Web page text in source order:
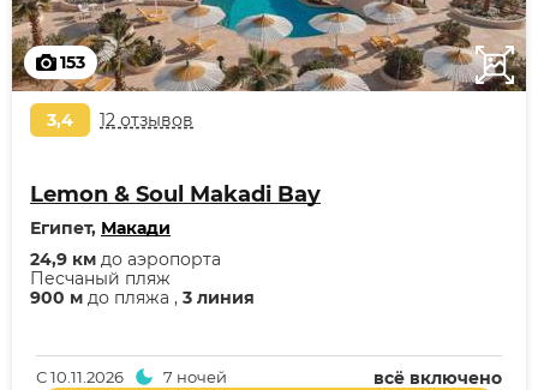
153
3,4 12 отзывов
Lemon & Soul Makadi Bay
Египет, Макади
900 м до пляжа , 3 линия
Песчаный пляж
24,9 км до аэропорта
всё включено
С10.11.2026 7 ночей